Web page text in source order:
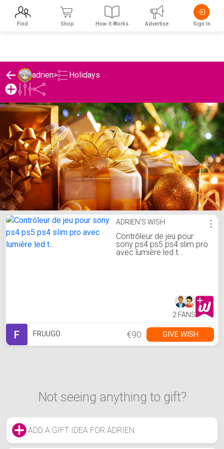
adrien> Holidays
adrien's Holidays ListADRIEN'S WISH
Contrôleur de jeu pour
sony ps4 ps5 ps4 slim pro
avec lumière led t...
⋮
2 FANS
F FRUUGO €90 GIVE WISH
Not seeing anything to gift?
ADD A GIFT IDEA FOR ADRIEN
Find Shop How It Works Advertise Sign In